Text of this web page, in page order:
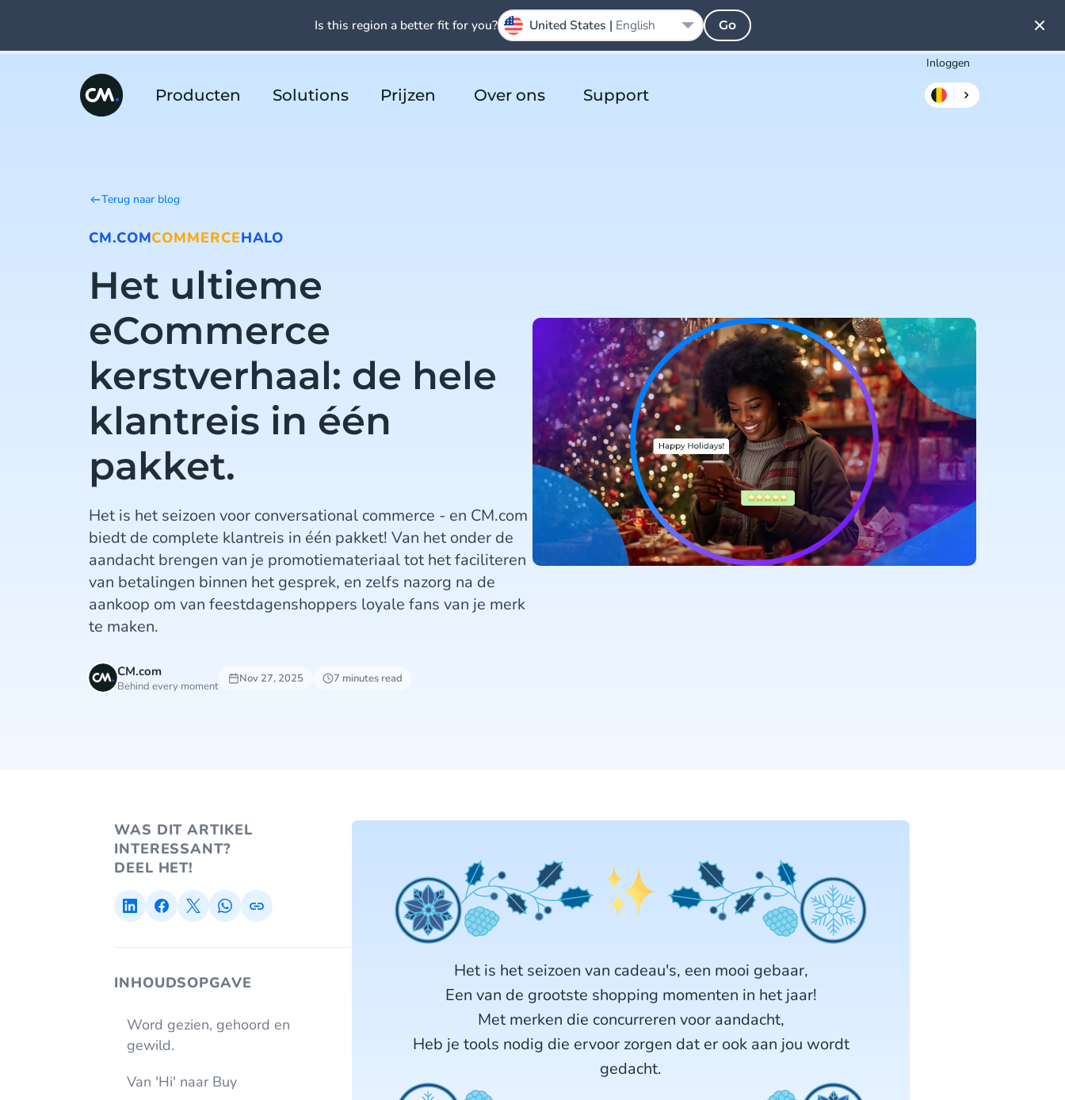
Inloggen
Producten Solutions Prijzen Over ons Support
Terug naar blog
CM.COMCOMMERCEHALO
Het ultieme
eCommerce
kerstverhaal: de hele
klantreis in één
pakket.
Het is het seizoen voor conversational commerce - en CM.com
biedt de complete klantreis in één pakket! Van het onder de
aandacht brengen van je promotiemateriaal tot het faciliteren
van betalingen binnen het gesprek, en zelfs nazorg na de
aankoop om van feestdagenshoppers loyale fans van je merk
te maken.
CM.com
Behind every moment
Nov 27, 2025 7 minutes read
WAS DIT ARTIKEL
INTERESSANT?
DEEL HET!
INHOUDSOPGAVE
Word gezien, gehoord en
gewild.
Van 'Hi' naar Buy
Het is het seizoen van cadeau's, een mooi gebaar,
Een van de grootste shopping momenten in het jaar!
Met merken die concurreren voor aandacht,
Heb je tools nodig die ervoor zorgen dat er ook aan jou wordt
gedacht.
Is this region a better fit for you? United States | English Go